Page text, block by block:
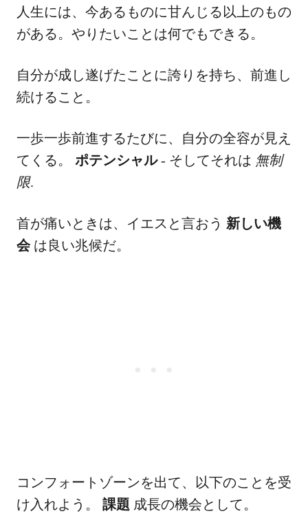
人生には、今あるものに甘んじる以上のもの
がある。やりたいことは何でもできる。
自分が成し遂げたことに誇りを持ち、前進し
続けること。
一歩一歩前進するたびに、自分の全容が見え
てくる。 ポテンシャル- そしてそれは 無制
限.
首が痛いときは、イエスと言おう 新しい機
会は良い兆候だ。
コンフォートゾーンを出て、以下のことを受
け入れよう。 課題 成長の機会として。